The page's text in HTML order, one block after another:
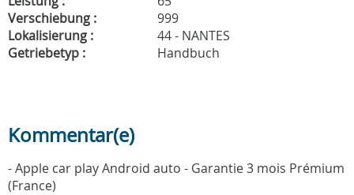
Verschiebung :
999
Lokalisierung :
44 - NANTES
Getriebetyp :
Handbuch
Kommentar(e)
- Apple car play Android auto - Garantie 3 mois Prémium
(France)